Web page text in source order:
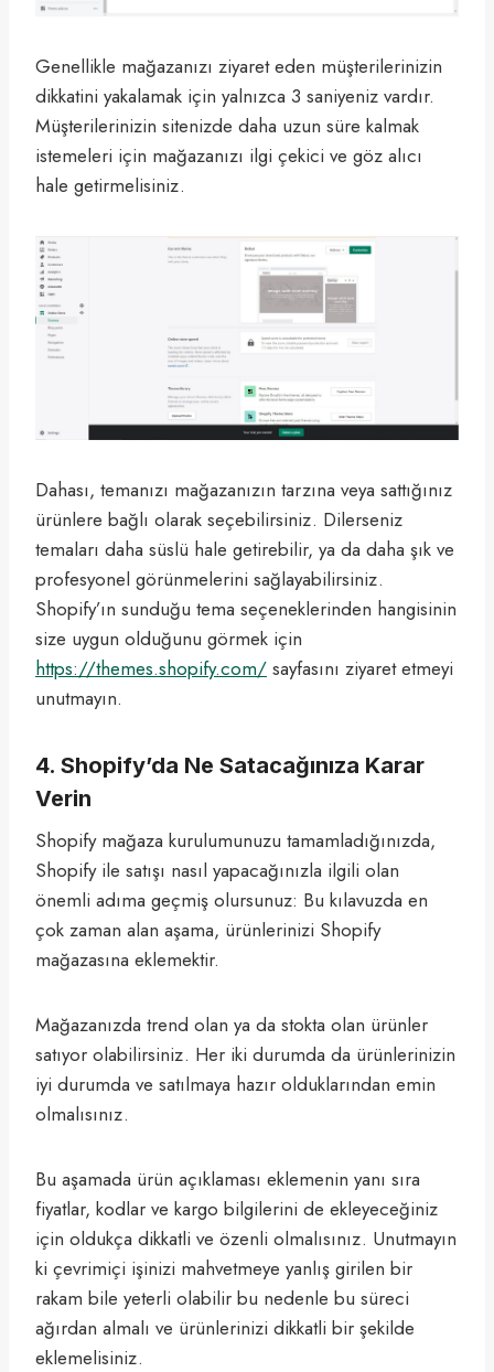
Genellikle mağazanızı ziyaret eden müşterilerinizin
dikkatini yakalamak için yalnızca 3 saniyeniz vardır.
Müşterilerinizin sitenizde daha uzun süre kalmak
istemeleri için mağazanızı ilgi çekici ve göz alıcı
hale getirmelisiniz.
Dahası, temanızı mağazanızın tarzına veya sattığınız
ürünlere bağlı olarak seçebilirsiniz. Dilerseniz
temaları daha süslü hale getirebilir, ya da daha şık ve
profesyonel görünmelerini sağlayabilirsiniz.
Shopify’ın sunduğu tema seçeneklerinden hangisinin
size uygun olduğunu görmek için
https://themes.shopify.com/ sayfasını ziyaret etmeyi
unutmayın.
4. Shopify’da Ne Satacağınıza Karar
Verin
Shopify mağaza kurulumunuzu tamamladığınızda,
Shopify ile satışı nasıl yapacağınızla ilgili olan
önemli adıma geçmiş olursunuz: Bu kılavuzda en
çok zaman alan aşama, ürünlerinizi Shopify
mağazasına eklemektir.
Mağazanızda trend olan ya da stokta olan ürünler
satıyor olabilirsiniz. Her iki durumda da ürünlerinizin
iyi durumda ve satılmaya hazır olduklarından emin
olmalısınız.
Bu aşamada ürün açıklaması eklemenin yanı sıra
fiyatlar, kodlar ve kargo bilgilerini de ekleyeceğiniz
için oldukça dikkatli ve özenli olmalısınız. Unutmayın
ki çevrimiçi işinizi mahvetmeye yanlış girilen bir
rakam bile yeterli olabilir bu nedenle bu süreci
ağırdan almalı ve ürünlerinizi dikkatli bir şekilde
eklemelisiniz.